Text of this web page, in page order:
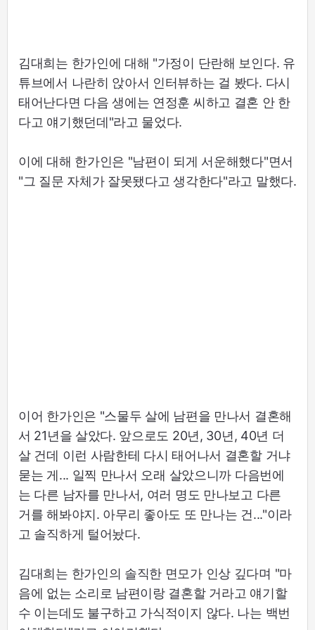
김대희는 한가인에 대해 "가정이 단란해 보인다. 유
튜브에서 나란히 앉아서 인터뷰하는 걸 봤다. 다시
태어난다면 다음 생에는 연정훈 씨하고 결혼 안 한
다고 얘기했던데"라고 물었다.
이에 대해 한가인은 "남편이 되게 서운해했다"면서
"그 질문 자체가 잘못됐다고 생각한다"라고 말했다.
이어 한가인은 "스물두 살에 남편을 만나서 결혼해
서 21년을 살았다. 앞으로도 20년, 30년, 40년 더
살 건데 이런 사람한테 다시 태어나서 결혼할 거냐
묻는 게... 일찍 만나서 오래 살았으니까 다음번에
는 다른 남자를 만나서, 여러 명도 만나보고 다른
거를 해봐야지. 아무리 좋아도 또 만나는 건..."이라
고 솔직하게 털어놨다.
김대희는 한가인의 솔직한 면모가 인상 깊다며 "마
음에 없는 소리로 남편이랑 결혼할 거라고 얘기할
수 이는데도 불구하고 가식적이지 않다. 나는 백번